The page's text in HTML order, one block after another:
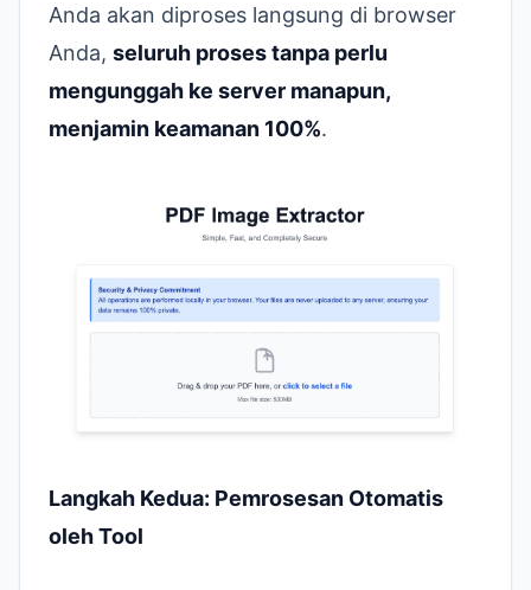
Anda akan diproses langsung di browser
Anda, seluruh proses tanpa perlu
mengunggah ke server manapun,
menjamin keamanan 100%.
Langkah Kedua: Pemrosesan Otomatis
oleh Tool